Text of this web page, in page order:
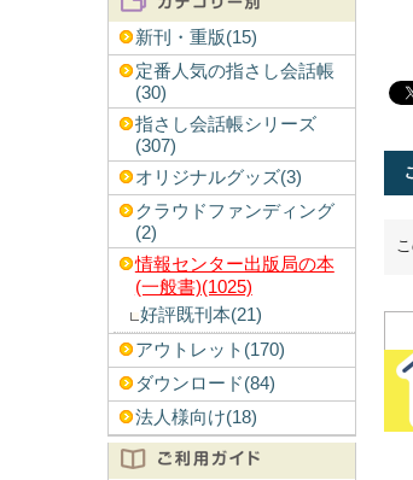
新刊・重版(15)
定番人気の指さし会話帳
(30)
指さし会話帳シリーズ
(307)
オリジナルグッズ(3)
クラウドファンディング
(2)
情報センター出版局の本
(一般書)(1025)
好評既刊本(21)
アウトレット(170)
ダウンロード(84)
法人様向け(18)